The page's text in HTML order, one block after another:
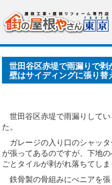
> 世田谷区赤
ル張りの外壁はサイディ.....
世田谷区赤堤で雨漏りで
壁はサイディングに張り替
世田谷区赤堤で雨漏りして
た。
ガレージの入り口のシャッ
が張ってあるのですが、下地
ごとタイルが剥がれ落ちてしま
鉄骨製の骨組みにべニアを張